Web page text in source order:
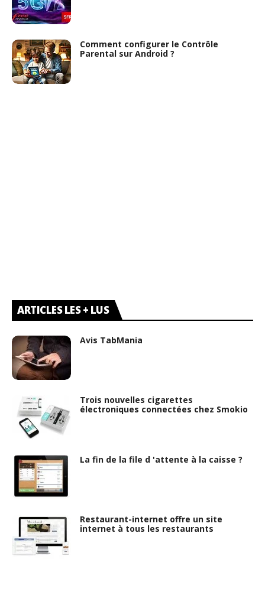
Comment configurer le Contrôle
Parental sur Android ?
ARTICLES LES + LUS
Avis TabMania
Trois nouvelles cigarettes
électroniques connectées chez Smokio
La fin de la file d 'attente à la caisse ?
Restaurant-internet offre un site
internet à tous les restaurants